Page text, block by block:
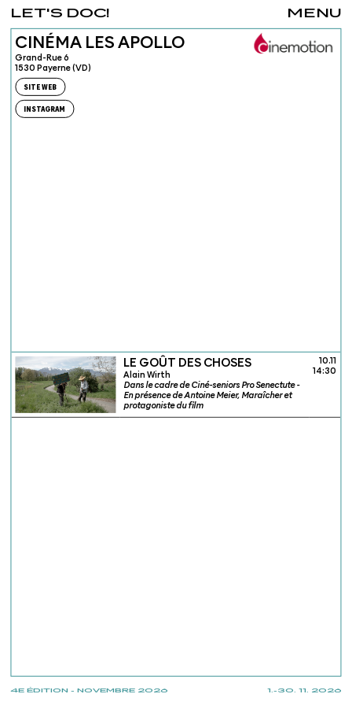
1.-30. 11. 2026
4E ÉDITION - NOVEMBRE 2026
MENU
LET'S DOC!
CINÉMA LES APOLLO
Grand-Rue 6
1530 Payerne (VD)
SITE WEB
INSTAGRAM
LE GOÛT DES CHOSES
Alain Wirth
Dans le cadre de Ciné-seniors Pro Senectute -
En présence de Antoine Meier, Maraîcher et
protagoniste du film
10.11
14:30